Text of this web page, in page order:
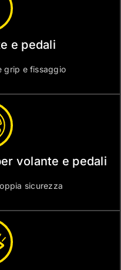
e pedali
grip e fissaggio
volante e pedali
sicurezza